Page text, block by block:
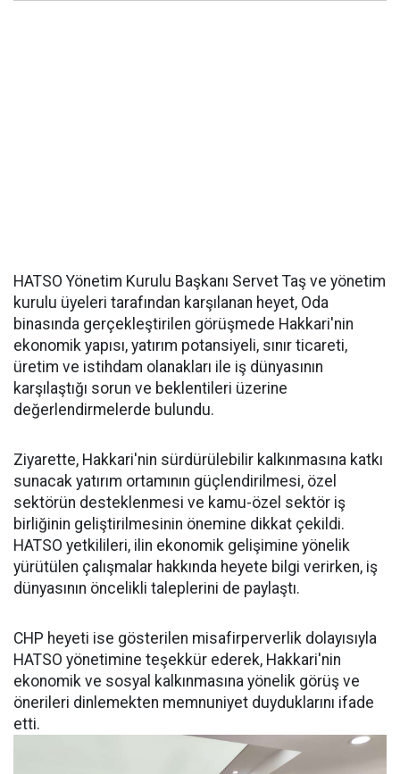
HATSO Yönetim Kurulu Başkanı Servet Taş ve yönetim
kurulu üyeleri tarafından karşılanan heyet, Oda
binasında gerçekleştirilen görüşmede Hakkari'nin
ekonomik yapısı, yatırım potansiyeli, sınır ticareti,
üretim ve istihdam olanakları ile iş dünyasının
karşılaştığı sorun ve beklentileri üzerine
değerlendirmelerde bulundu.
Ziyarette, Hakkari'nin sürdürülebilir kalkınmasına katkı
sunacak yatırım ortamının güçlendirilmesi, özel
sektörün desteklenmesi ve kamu-özel sektör iş
birliğinin geliştirilmesinin önemine dikkat çekildi.
HATSO yetkilileri, ilin ekonomik gelişimine yönelik
yürütülen çalışmalar hakkında heyete bilgi verirken, iş
dünyasının öncelikli taleplerini de paylaştı.
CHP heyeti ise gösterilen misafirperverlik dolayısıyla
HATSO yönetimine teşekkür ederek, Hakkari'nin
ekonomik ve sosyal kalkınmasına yönelik görüş ve
önerileri dinlemekten memnuniyet duyduklarını ifade
etti.